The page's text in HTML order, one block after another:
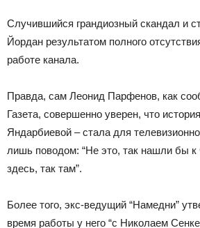
Случившийся грандиозный скандал и
Йордан результатом полного
работе канала.
Правда, сам Леонид Парфенов, как
Газета, совершенно уверен, что
Яндарбиевой – стала для
лишь поводом: “Не это, так нашли бы к
здесь, так там”.
Более того, экс-ведущий “Намедни”
время работы у него “с Николаем